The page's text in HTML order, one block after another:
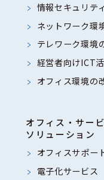
情報セキュリテ
ネットワーク環
テレワーク環境
経営者向けICT
オフィス環境の
オフィス・サー
ソリューション
オフィスサポー
電子化サービス